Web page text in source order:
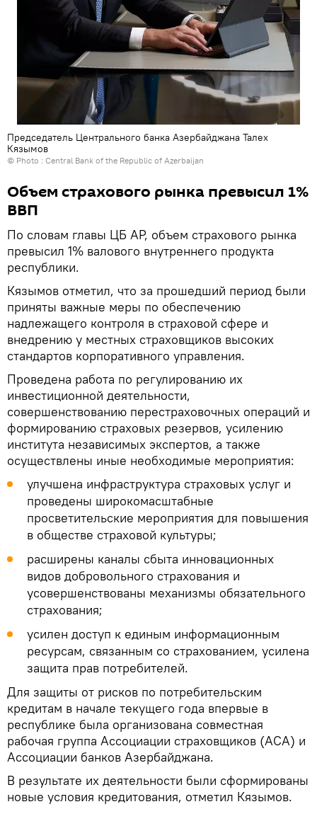
Председатель Центрального банка Азербайджана Талех
Кязымов
© Photo : Central Bank of the Republic of Azerbaijan
Объем страхового рынка превысил 1%
ВВП
По словам главы ЦБ АР, объем страхового рынка
превысил 1% валового внутреннего продукта
республики.
Кязымов отметил, что за прошедший период были
приняты важные меры по обеспечению
надлежащего контроля в страховой сфере и
внедрению у местных страховщиков высоких
стандартов корпоративного управления.
Проведена работа по регулированию их
инвестиционной деятельности,
совершенствованию перестраховочных операций и
формированию страховых резервов, усилению
института независимых экспертов, а также
осуществлены иные необходимые мероприятия:
улучшена инфраструктура страховых услуг и
проведены широкомасштабные
просветительские мероприятия для повышения
в обществе страховой культуры;
расширены каналы сбыта инновационных
видов добровольного страхования и
усовершенствованы механизмы обязательного
страхования;
усилен доступ к единым информационным
ресурсам, связанным со страхованием, усилена
защита прав потребителей.
Для защиты от рисков по потребительским
кредитам в начале текущего года впервые в
республике была организована совместная
рабочая группа Ассоциации страховщиков (АСА) и
Ассоциации банков Азербайджана.
В результате их деятельности были сформированы
новые условия кредитования, отметил Кязымов.